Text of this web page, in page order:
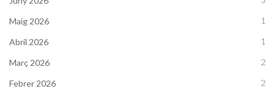
Maig 2026 1
Abril 2026 1
Març 2026 2
Febrer 2026 2